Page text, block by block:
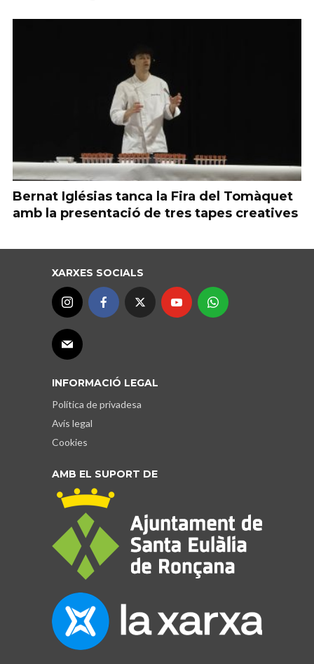
Bernat Iglésias tanca la Fira del Tomàquet
amb la presentació de tres tapes creatives
XARXES SOCIALS
INFORMACIÓ LEGAL
Política de privadesa
Avís legal
Cookies
AMB EL SUPORT DE